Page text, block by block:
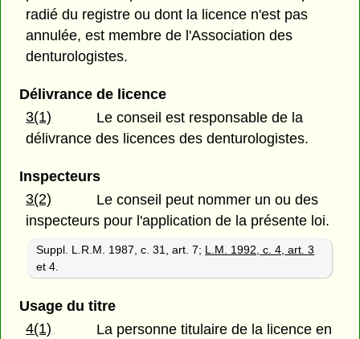
radié du registre ou dont la licence n'est pas
annulée, est membre de l'Association des
denturologistes.
Délivrance de licence
3(1)
Le conseil est responsable de la
délivrance des licences des denturologistes.
Inspecteurs
3(2)
Le conseil peut nommer un ou des
inspecteurs pour l'application de la présente loi.
Suppl. L.R.M. 1987, c. 31, art. 7; L.M. 1992, c. 4, art. 3
et 4.
Usage du titre
4(1)
La personne titulaire de la licence en